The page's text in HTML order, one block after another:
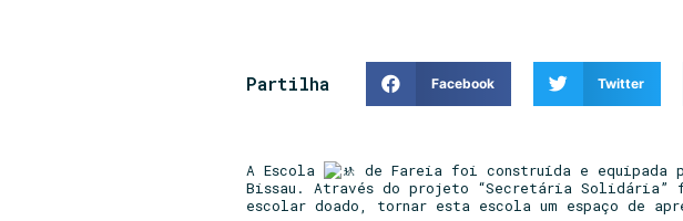
Partilha Facebook Twitter
A Escola
de Fareia foi construída e equipada
Bissau. Através do projeto “Secretária
escolar doado, tornar esta escola um espaço de